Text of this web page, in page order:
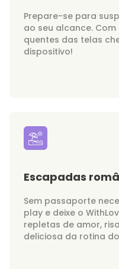
Prepare-se para
ao seu alcance. Com
quentes das telas
dispositivo!
Escapadas
Sem passaporte
play e deixe o
repletas de amor,
deliciosa da rotina